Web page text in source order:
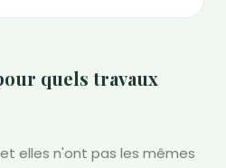
quels travaux
elles n'ont pas les mêmes